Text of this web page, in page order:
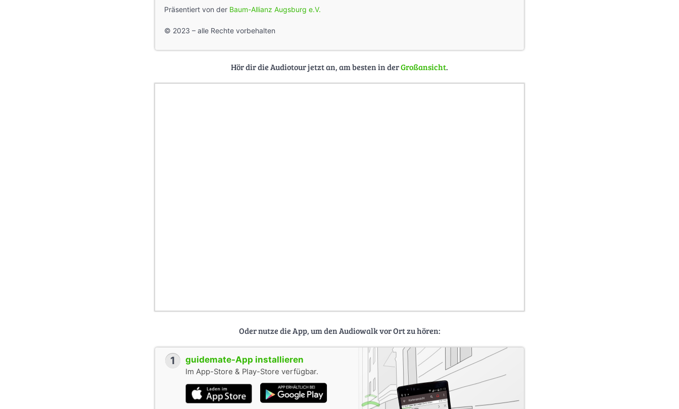
Präsentiert von der Baum-Allianz Augsburg e.V.
© 2023 – alle Rechte vorbehalten
Hör dir die Audiotour jetzt an, am besten in derGroßansicht.
Oder nutze die App, um den Audiowalk vor Ort zu hören:
1 guidemate-App installieren
Im App-Store & Play-Store verfügbar.